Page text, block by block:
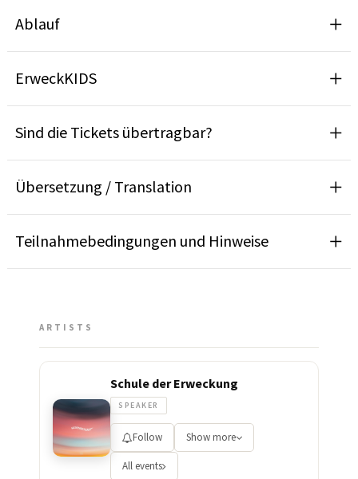
Ablauf
ErweckKIDS
Sind die Tickets übertragbar?
Übersetzung / Translation
Teilnahmebedingungen und Hinweise
ARTISTS
Schule der Erweckung
SPEAKER
Follow Show more
All events